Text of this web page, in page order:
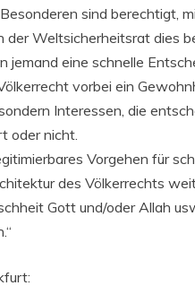
sind berechtigt,
der Weltsicherheitsrat dies
jemand eine schnelle
vorbei ein
Interessen, die
oder nicht.
Vorgehen für
des Völkerrechts
Gott und/oder Allah